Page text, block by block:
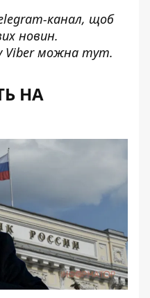
канал, щоб
новин.
Viber можна тут.
НА